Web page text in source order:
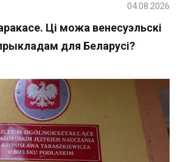
Ці можа венесуэльскі
для Беларусі?
04.08.2026